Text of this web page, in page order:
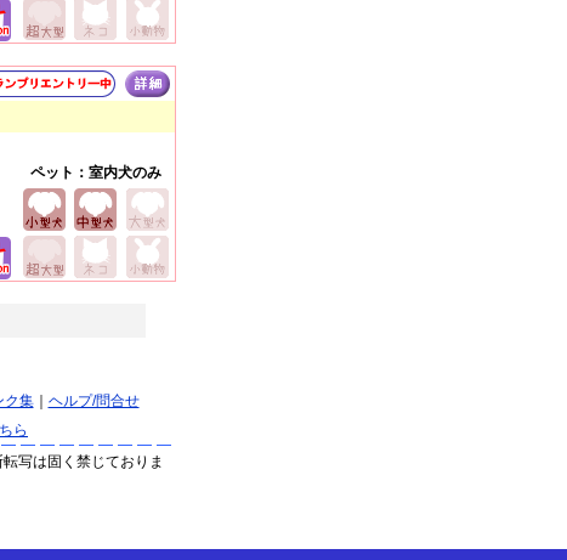
ペット：室内犬のみ
ク集｜ ヘルプ/問合せ
ら
写は固く禁じておりま